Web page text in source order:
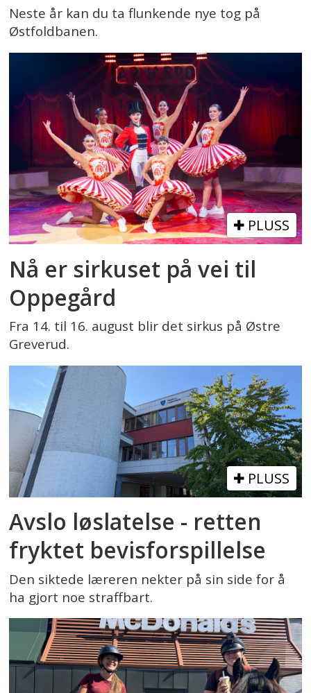
Neste år kan du ta flunkende nye tog på
Østfoldbanen.
PLUSS
Nå er sirkuset på vei til
Oppegård
Fra 14. til 16. august blir det sirkus på Østre
Greverud.
PLUSS
Avslo løslatelse - retten
fryktet bevisforspillelse
Den siktede læreren nekter på sin side for å
ha gjort noe straffbart.